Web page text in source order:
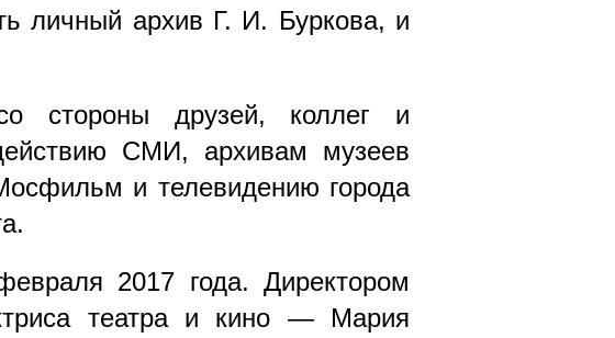
личный архив Г. И. Буркова, и
стороны друзей, коллег и
СМИ, архивам музеев
и телевидению города
2017 года. Директором
театра и кино — Мария